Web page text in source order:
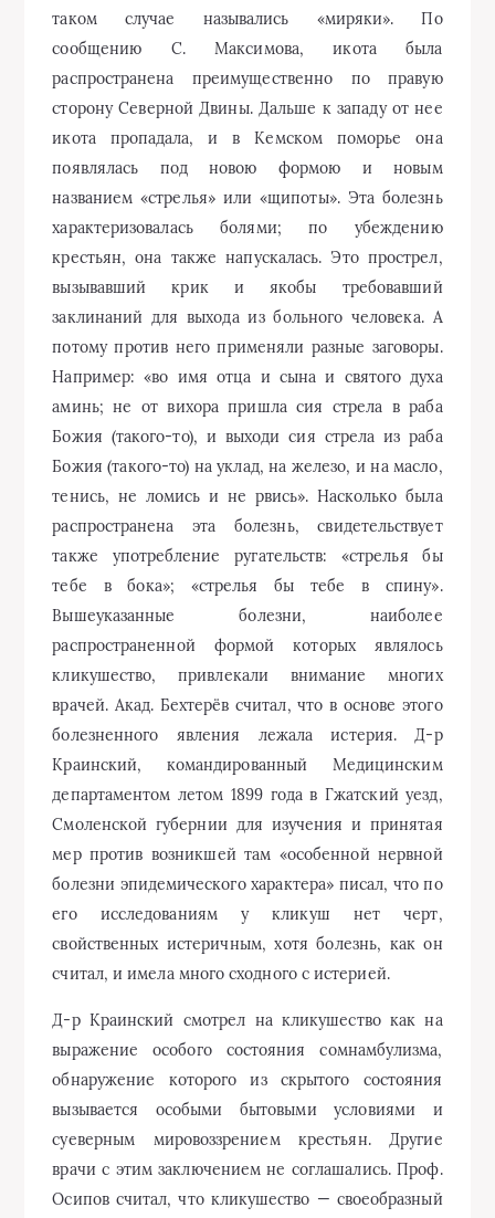
таком случае назывались «миряки». По
сообщению С. Максимова, икота была
распространена преимущественно по правую
сторону Северной Двины. Дальше к западу от нее
икота пропадала, и в Кемском поморье она
появлялась под новою формою и новым
названием «стрелья» или «щипоты». Эта болезнь
характеризовалась болями; по убеждению
крестьян, она также напускалась. Это прострел,
вызывавший крик и якобы требовавший
заклинаний для выхода из больного человека. А
потому против него применяли разные заговоры.
Например: «во имя отца и сына и святого духа
аминь; не от вихора пришла сия стрела в раба
Божия (такого-то), и выходи сия стрела из раба
Божия (такого-то) на уклад, на железо, и на масло,
тенись, не ломись и не рвись». Насколько была
распространена эта болезнь, свидетельствует
также употребление ругательств: «стрелья бы
тебе в бока»; «стрелья бы тебе в спину».
Вышеуказанные болезни, наиболее
распространенной формой которых являлось
кликушество, привлекали внимание многих
врачей. Акад. Бехтерёв считал, что в основе этого
болезненного явления лежала истерия. Д-р
Краинский, командированный Медицинским
департаментом летом 1899 года в Гжатский уезд,
Смоленской губернии для изучения и принятая
мер против возникшей там «особенной нервной
болезни эпидемического характера» писал, что по
его исследованиям у кликуш нет черт,
свойственных истеричным, хотя болезнь, как он
считал, и имела много сходного с истерией.
Д-р Краинский смотрел на кликушество как на
выражение особого состояния сомнамбулизма,
обнаружение которого из скрытого состояния
вызывается особыми бытовыми условиями и
суеверным мировоззрением крестьян. Другие
врачи с этим заключением не соглашались. Проф.
Осипов считал, что кликушество — своеобразный